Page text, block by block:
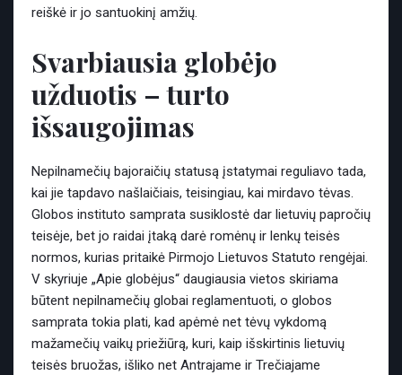
reiškė ir jo santuokinį amžių.
Svarbiausia globėjo
užduotis – turto
išsaugojimas
Nepilnamečių bajoraičių statusą įstatymai reguliavo tada,
kai jie tapdavo našlaičiais, teisingiau, kai mirdavo tėvas.
Globos instituto samprata susiklostė dar lietuvių papročių
teisėje, bet jo raidai įtaką darė romėnų ir lenkų teisės
normos, kurias pritaikė Pirmojo Lietuvos Statuto rengėjai.
V skyriuje „Apie globėjus“ daugiausia vietos skiriama
būtent nepilnamečių globai reglamentuoti, o globos
samprata tokia plati, kad apėmė net tėvų vykdomą
mažamečių vaikų priežiūrą, kuri, kaip išskirtinis lietuvių
teisės bruožas, išliko net Antrajame ir Trečiajame